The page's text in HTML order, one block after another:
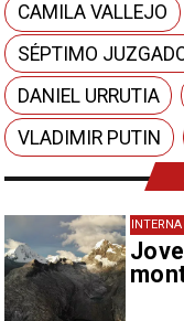
CAMILA VALLEJO
SÉPTIMO
DANIEL URRUTIA
VLADIMIR PUTIN